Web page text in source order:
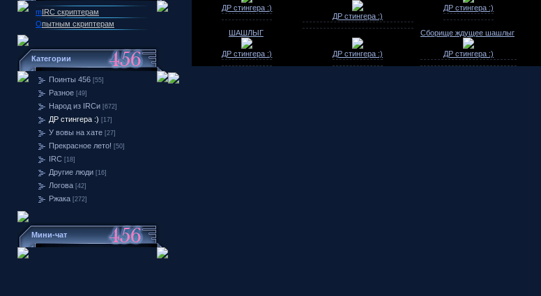
mIRC скриптерам
Опытным скриптерам
Категории
Поинты 456 [55]
Разное [49]
Народ из IRCи [672]
ДР стингера :) [17]
У вовы на хате [27]
Прекрасное лето! [50]
IRC [18]
Другие люди [16]
Логова [42]
Ржака [272]
Мини-чат
ДР стингера :)
ДР стингера :)
ДР стингера :)
ШАШЛЫГ
ДР стингера :) ДР стингера :)
Сборище ждущее шашлыг
ДР стингера :)